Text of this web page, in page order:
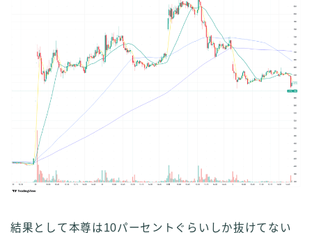
結果として本尊は10パーセントぐらいしか抜けてない